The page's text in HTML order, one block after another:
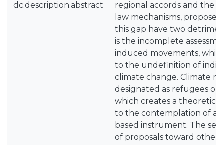
dc.description.abstract
regional accords and the
law mechanisms,
this gap have two
is the incomplete
induced movements,
to the undefinition of
climate change. Climate
designated as refugees or
which creates a
to the contemplation of a
based instrument. The
of proposals toward other